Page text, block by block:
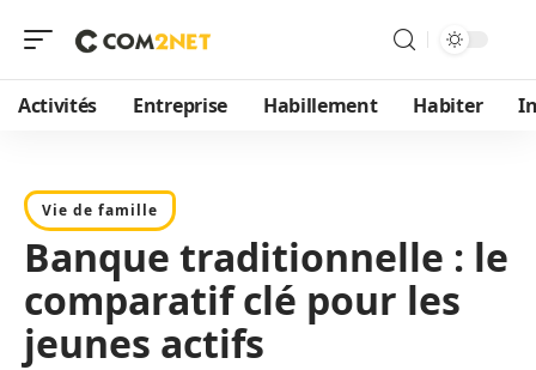
Activités Entreprise Habillement Habiter
Vie de famille
Banque traditionnelle : le
comparatif clé pour les
jeunes actifs